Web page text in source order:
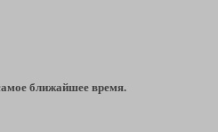
ближайшее время.